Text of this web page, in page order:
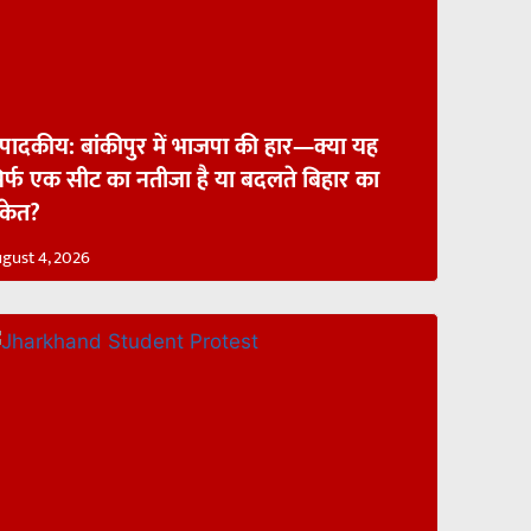
बांकीपुर में भाजपा की हार—क्या यह
एक सीट का नतीजा है या बदलते बिहार का
4, 2026